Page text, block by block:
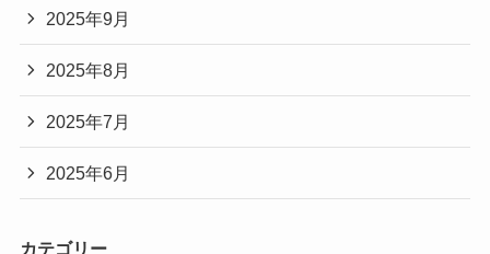
2025年9月
2025年8月
2025年7月
2025年6月
カテゴリー